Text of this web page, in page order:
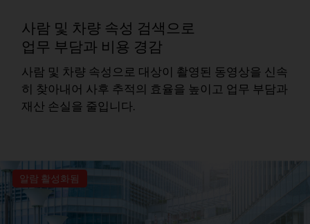
사람 및 차량 속성 검색 으로
업무 부담과 비용 경감
사람 및 차량 속성으로 대상이 촬영된 동영상을 신속
히 찾아내어 사후 추적의 효율을 높이고 업무 부담과
재산 손실을 줄입니다.
알람 활성화됨